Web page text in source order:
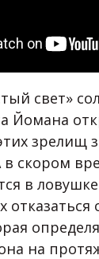
свет»
Йомана
зрелищ
в скором
в
на